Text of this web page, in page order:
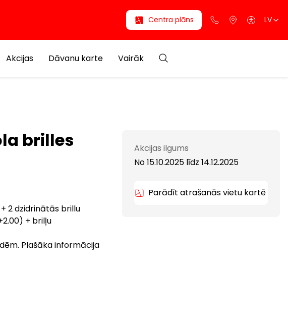
Centra plāns LV
Akcijas Dāvanu karte Vairāk
brilles
2 dzidrinātās brillu
+ brilļu
Plašāka informācija
Akcijas ilgums
No 15.10.2025 līdz 14.12.2025
Parādīt atrašanās vietu kartē